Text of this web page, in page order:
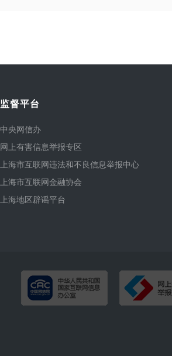
监督平台
中央网信办
网上有害信息举报专区
上海市互联网违法和不良信息举报中心
上海市互联网金融协会
上海地区辟谣平台